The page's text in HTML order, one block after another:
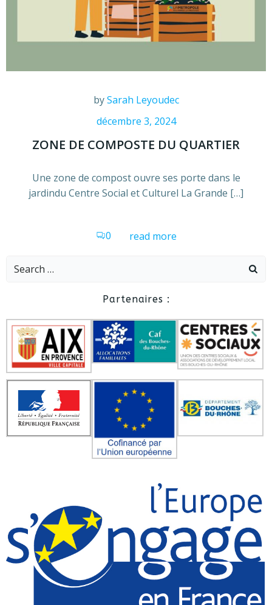
bySarah Leyoudec
décembre 3, 2024
ZONE DE COMPOSTE DU QUARTIER
Une zone de compost ouvre ses porte dans le
jardindu Centre Social et Culturel La Grande […]
0 read more
Search
Partenaires :